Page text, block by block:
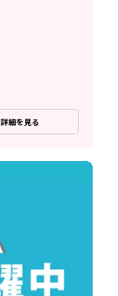
詳細を見る